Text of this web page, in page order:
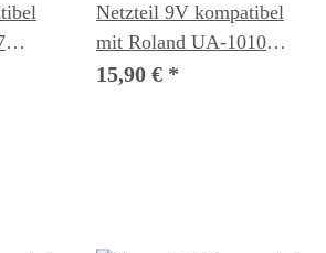
Netzteil 9V kompatibel
mit Roland UA-1010
Effektgerät
15,90 € *